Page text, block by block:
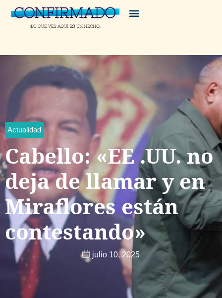
Actualidad
Cabello: «EE .UU. no
deja de llamar y en
Miraflores están
contestando»
julio 10, 2025